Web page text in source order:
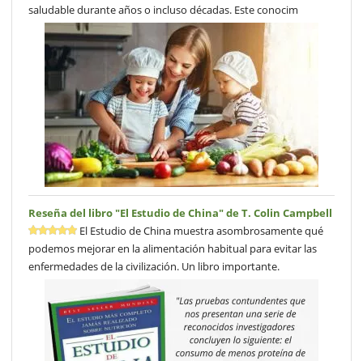
saludable durante años o incluso décadas. Este conocim
Reseña del libro "El Estudio de China" de T. Colin Campbell
El Estudio de China muestra asombrosamente qué
podemos mejorar en la alimentación habitual para evitar las
enfermedades de la civilización. Un libro importante.